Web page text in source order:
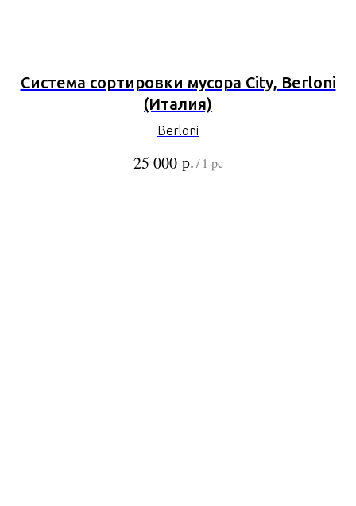
Система сортировки мусора City, Berloni
(Италия)
Berloni
25 000 р./ 1 pc